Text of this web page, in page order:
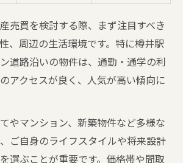
不動産売買で注意したい点
ル回避のための事前チェック項目
前に確認すべきポイント
を見極めるための注意点
め物件選びの比較表
古物件で注意したいチェック項目
買時の見落としがちな落とし穴
売買を検討する際、まず注目すべき
、周辺の生活環境です。特に樽井駅
道路沿いの物件は、通勤・通学の利
アクセスが良く、人気が高い傾向に
やマンション、新築物件など多様な
ご自身のライフスタイルや将来設計
選ぶことが重要です。価格帯や間取